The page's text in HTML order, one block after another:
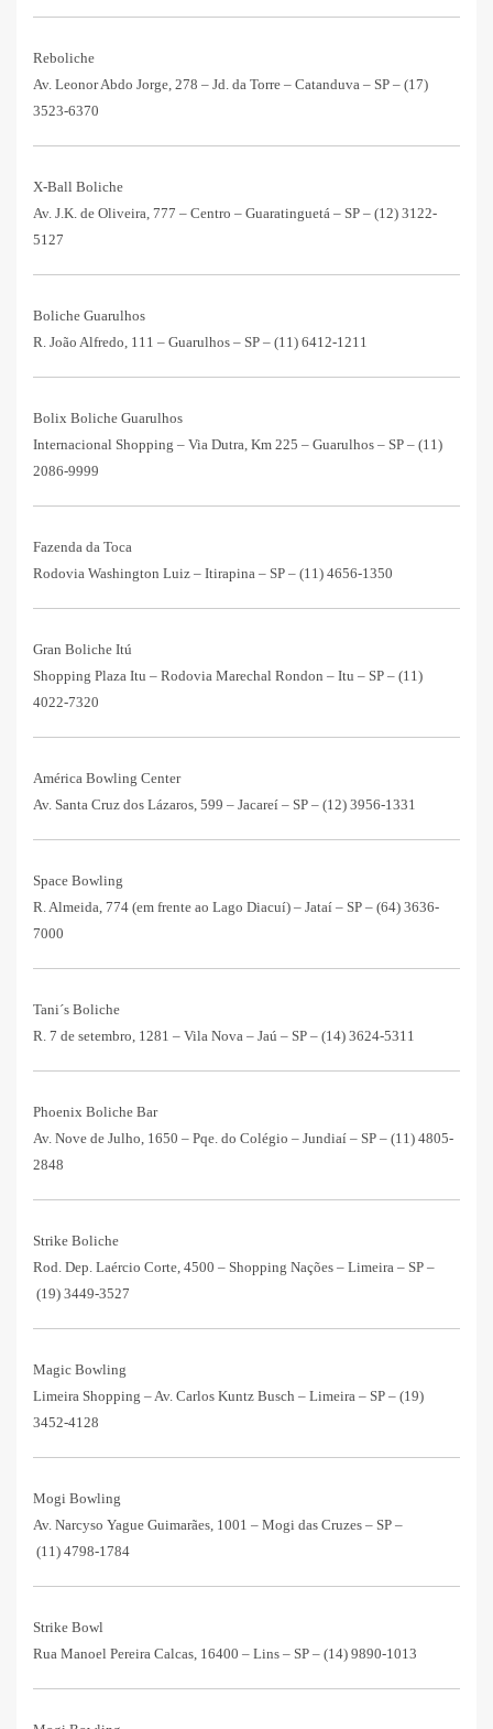
Reboliche
Av. Leonor Abdo Jorge, 278 – Jd. da Torre – Catanduva – SP – (17)
3523-6370
X-Ball Boliche
Av. J.K. de Oliveira, 777 – Centro – Guaratinguetá – SP – (12) 3122-
5127
Boliche Guarulhos
R. João Alfredo, 111 – Guarulhos – SP – (11) 6412-1211
Bolix Boliche Guarulhos
Internacional Shopping – Via Dutra, Km 225 – Guarulhos – SP – (11)
2086-9999
Fazenda da Toca
Rodovia Washington Luiz – Itirapina – SP – (11) 4656-1350
Gran Boliche Itú
Shopping Plaza Itu – Rodovia Marechal Rondon – Itu – SP – (11)
4022-7320
América Bowling Center
Av. Santa Cruz dos Lázaros, 599 – Jacareí – SP – (12) 3956-1331
Space Bowling
R. Almeida, 774 (em frente ao Lago Diacuí) – Jataí – SP – (64) 3636-
7000
Tani´s Boliche
R. 7 de setembro, 1281 – Vila Nova – Jaú – SP – (14) 3624-5311
Phoenix Boliche Bar
Av. Nove de Julho, 1650 – Pqe. do Colégio – Jundiaí – SP – (11) 4805-
2848
Strike Boliche
Rod. Dep. Laércio Corte, 4500 – Shopping Nações – Limeira – SP –
(19) 3449-3527
Magic Bowling
Limeira Shopping – Av. Carlos Kuntz Busch – Limeira – SP – (19)
3452-4128
Mogi Bowling
Av. Narcyso Yague Guimarães, 1001 – Mogi das Cruzes – SP –
(11) 4798-1784
Strike Bowl
Rua Manoel Pereira Calcas, 16400 – Lins – SP – (14) 9890-1013